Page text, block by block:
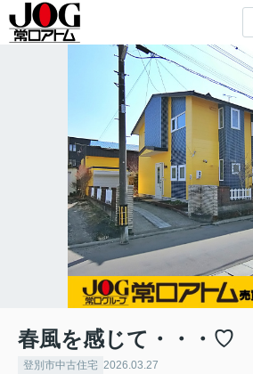
春風を感じて・・・♡
登別市中古住宅 2026.03.27